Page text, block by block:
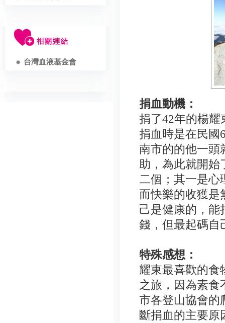
台灣血液基金會
捐血動機：
捐了42年的楊
捐血時是在民國
南市的的他一頭
助，為此就開始
二個；其一是心
而快樂的收獲是
己是健康的，能
錢，但最起碼自
特殊感想：
耀東最喜歡的食
之旅，因為素食
市各登山協會的
斷捐血的主要